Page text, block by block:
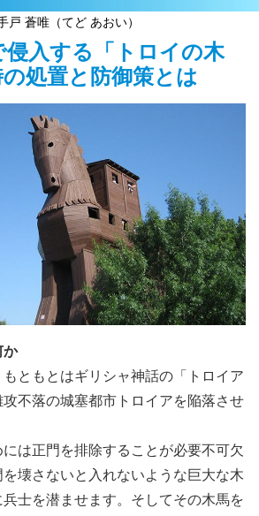
戸 蒼唯（てど あおい）
入する「トロイの木
処置と防御策とは
か
もともとはギリシャ神話の「トロイア
不落の城塞都市トロイアを陥落させ
には正門を排除することが必要不可欠
壊さないと入れないような巨大な木
士を潜ませます。そしてその木馬を